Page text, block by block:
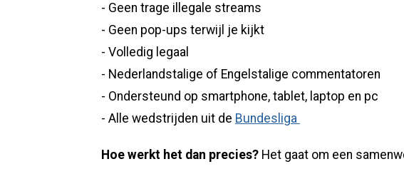
- Geen trage illegale streams
- Geen pop-ups terwijl je kijkt
- Volledig legaal
- Nederlandstalige of Engelstalige commentatoren
- Ondersteund op smartphone, tablet, laptop en pc
- Alle wedstrijden uit de Bundesliga
Hoe werkt het dan precies? Het gaat om een